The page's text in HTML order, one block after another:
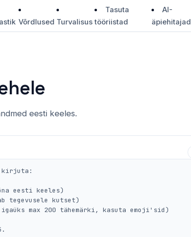
Võrdlused Turvalisus
Tasuta
tööriistad
AI-
äpiehitajad
eesti keeles.
kirjuta:
eesti keeles)
tegevusele kutset)
igaüks max 200 tähemärki, kasuta emoji'sid)